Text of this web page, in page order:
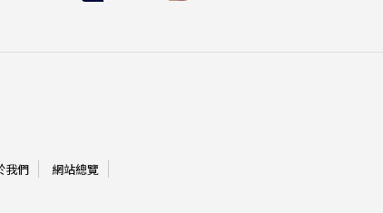
我們 網站總覽